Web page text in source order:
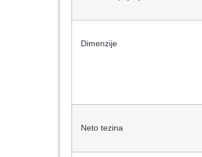
Dimenzije
Neto tezina